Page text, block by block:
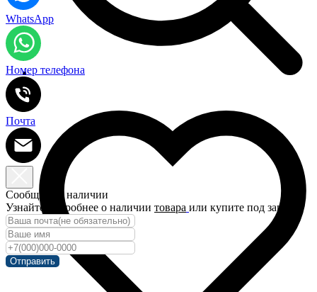
WhatsApp
Номер телефона
Почта
Сообщить о наличии
Узнайте подробнее о наличии товара или купите под заказ!
Отправить